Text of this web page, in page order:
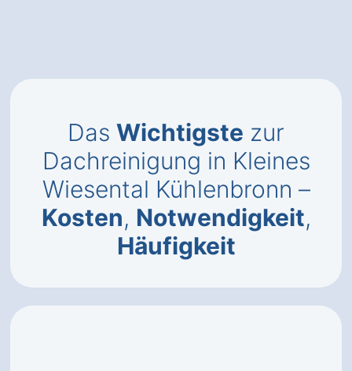
Das Wichtigste zur
Dachreinigung in Kleines
Wiesental Kühlenbronn –
Kosten, Notwendigkeit,
Häufigkeit